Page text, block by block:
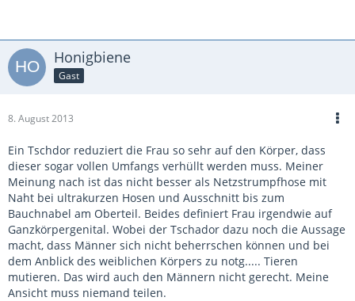
Honigbiene
Gast
8. August 2013
Ein Tschdor reduziert die Frau so sehr auf den Körper, dass
dieser sogar vollen Umfangs verhüllt werden muss. Meiner
Meinung nach ist das nicht besser als Netzstrumpfhose mit
Naht bei ultrakurzen Hosen und Ausschnitt bis zum
Bauchnabel am Oberteil. Beides definiert Frau irgendwie auf
Ganzkörpergenital. Wobei der Tschador dazu noch die Aussage
macht, dass Männer sich nicht beherrschen können und bei
dem Anblick des weiblichen Körpers zu notg..... Tieren
mutieren. Das wird auch den Männern nicht gerecht. Meine
Ansicht muss niemand teilen.